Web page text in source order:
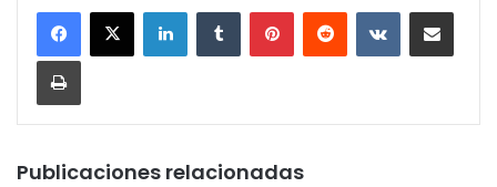
LinkedInTumblr PinterestReddit VKontakteCompartir por
Imprimir
Publicaciones relacionadas